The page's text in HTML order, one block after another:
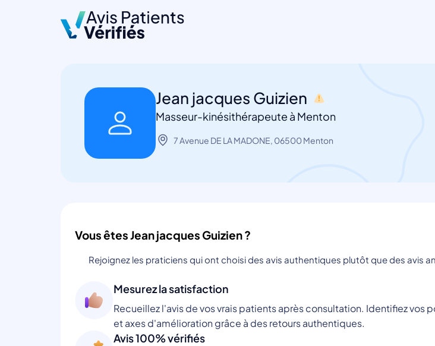
Jean jacques Guizien
Masseur-kinésithérapeute à Menton
7 Avenue DE LA MADONE, 06500 Menton
Vous êtes Jean jacques Guizien ?
Rejoignez les praticiens qui ont choisi des avis authentiques plutôt que des avis
Mesurez la satisfaction
Recueillez l'avis de vos vrais patients après consultation. Identifiez vos
et axes d'amélioration grâce à des retours authentiques.
Avis 100% vérifiés